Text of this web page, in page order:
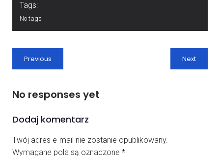
Tags:
No tags
Previous Next
No responses yet
Dodaj komentarz
Twój adres e-mail nie zostanie opublikowany.
Wymagane pola są oznaczone *